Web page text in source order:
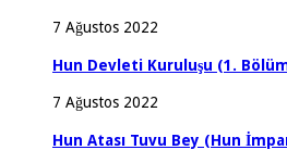
7 Ağustos 2022
Hun Devleti Kuruluşu (1.
7 Ağustos 2022
Hun Atası Tuvu Bey (Hun